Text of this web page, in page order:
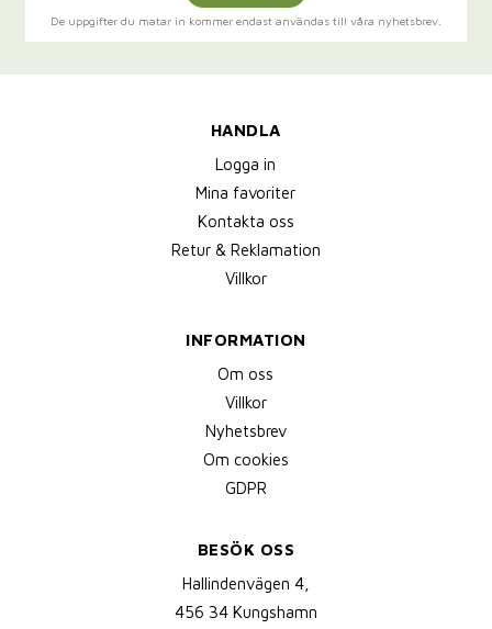
De uppgifter du matar in kommer endast användas till våra nyhetsbrev.
HANDLA
Logga in
Mina favoriter
Kontakta oss
Retur & Reklamation
Villkor
INFORMATION
Om oss
Villkor
Nyhetsbrev
Om cookies
GDPR
BESÖK OSS
Hallindenvägen 4,
456 34 Kungshamn